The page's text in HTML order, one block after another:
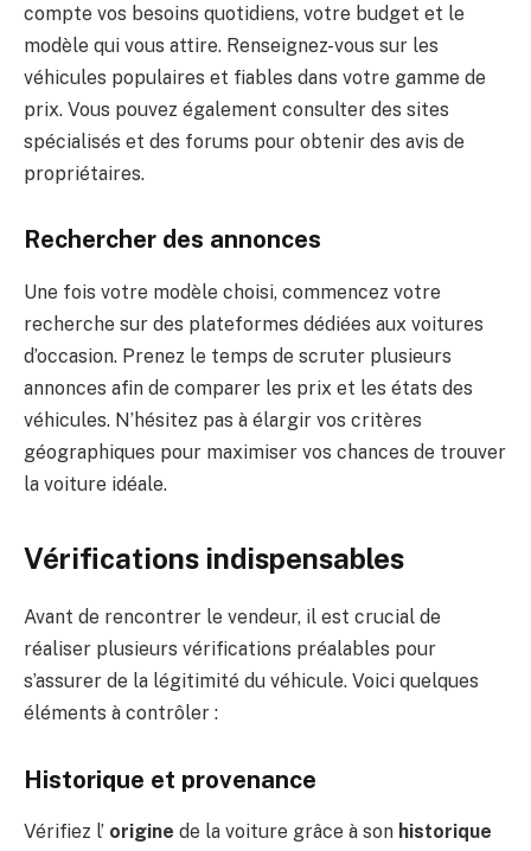
compte vos besoins quotidiens, votre budget et le
modèle qui vous attire. Renseignez-vous sur les
véhicules populaires et fiables dans votre gamme de
prix. Vous pouvez également consulter des sites
spécialisés et des forums pour obtenir des avis de
propriétaires.
Rechercher des annonces
Une fois votre modèle choisi, commencez votre
recherche sur des plateformes dédiées aux voitures
d’occasion. Prenez le temps de scruter plusieurs
annonces afin de comparer les prix et les états des
véhicules. N’hésitez pas à élargir vos critères
géographiques pour maximiser vos chances de trouver
la voiture idéale.
Vérifications indispensables
Avant de rencontrer le vendeur, il est crucial de
réaliser plusieurs vérifications préalables pour
s’assurer de la légitimité du véhicule. Voici quelques
éléments à contrôler :
Historique et provenance
Vérifiez l’ origine de la voiture grâce à son historique